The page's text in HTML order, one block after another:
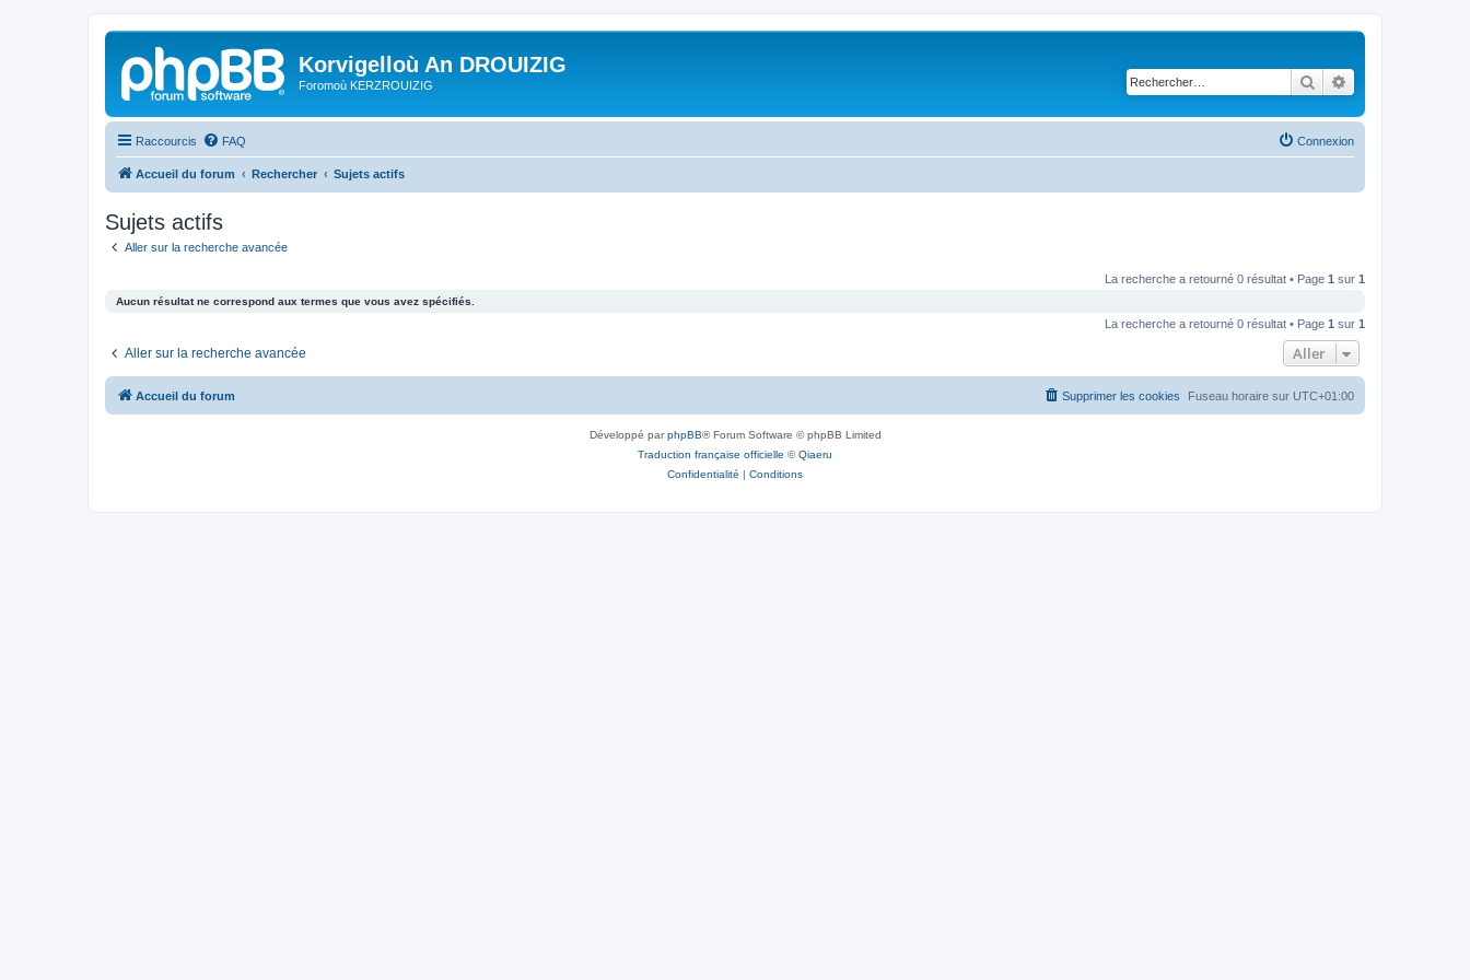
Korvigelloù An DROUIZIG
Foromoù KERZROUIZIG Rechercher
Raccourcis FAQ Connexion
Accueil du forum Rechercher Sujets actifs
Sujets actifs
Aller sur la recherche avancée
La recherche a retourné 0 résultat • Page 1 sur 1
Aucun résultat ne correspond aux termes que vous avez spécifiés.
La recherche a retourné 0 résultat • Page 1 sur 1
Aller sur la recherche avancée Aller
Accueil du forum Fuseau horaire sur UTC+01:00
Supprimer les cookies
Développé parphpBB® Forum Software © phpBB Limited
Traduction française officielle ©Qiaeru
Confidentialité | Conditions